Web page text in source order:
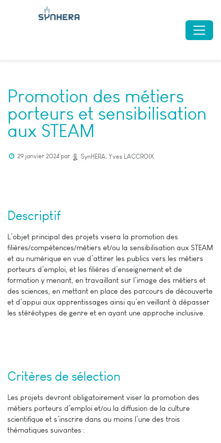
Promotion des métiers
porteurs et sensibilisation
aux STEAM
29 janvier 2024 par SynHERA, Yves LACCROIX
Descriptif
L’objet principal des projets visera la promotion des
filières/compétences/métiers et/ou la sensibilisation aux STEAM
et au numérique en vue d’attirer les publics vers les métiers
porteurs d’emploi, et les filières d’enseignement et de
formation y menant, en travaillant sur l’image des métiers et
des sciences, en mettant en place des parcours de découverte
et d’appui aux apprentissages ainsi qu’en veillant à dépasser
les stéréotypes de genre et en ayant une approche inclusive.
Critères de sélection
Les projets devront obligatoirement viser la promotion des
métiers porteurs d’emploi et/ou la diffusion de la culture
scientifique et s’inscrire dans au moins l’une des trois
thématiques suivantes :